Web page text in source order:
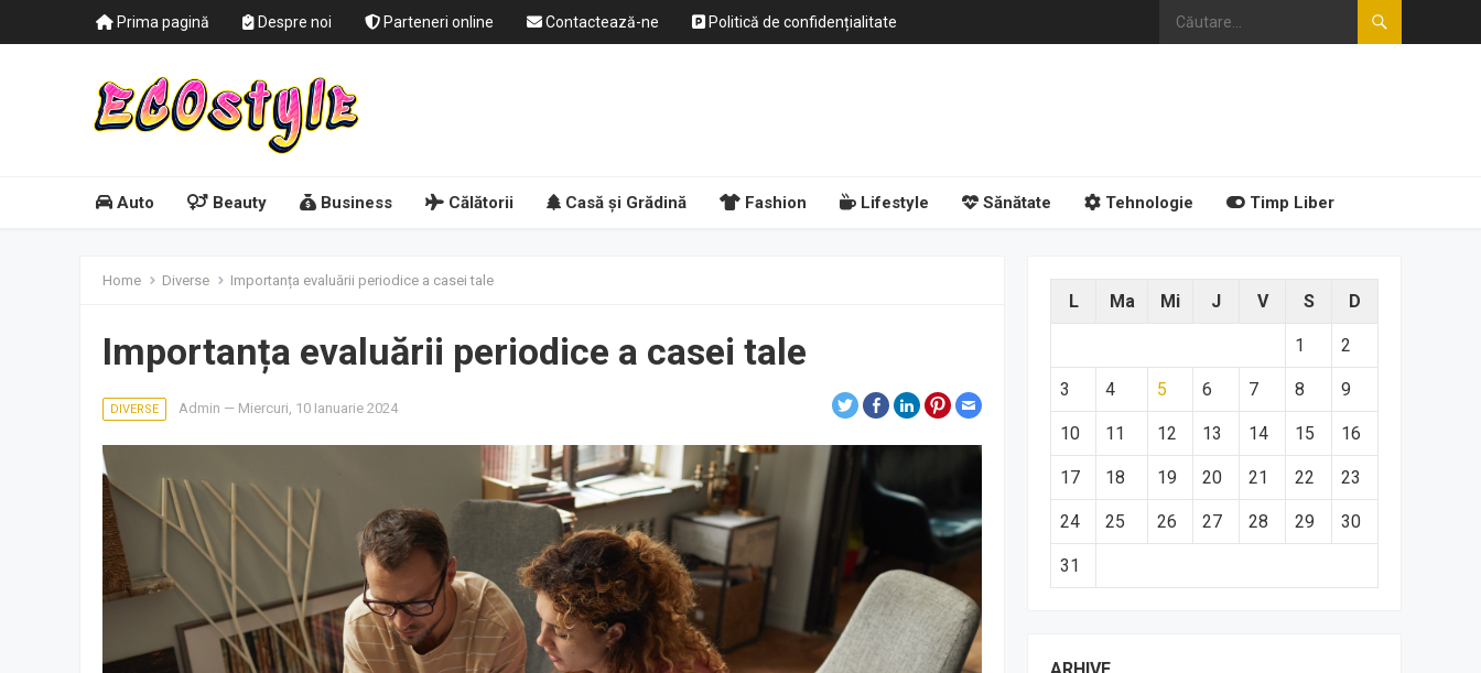
Prima pagină Despre noi Parteneri online Contactează-ne Politică de confidențialitate
Auto Beauty Business Călătorii Casă și Grădină Fashion Lifestyle Sănătate Tehnologie Timp Liber
Home Diverse Importanța evaluării periodice a casei tale
Importanța evaluării periodice a casei tale
DIVERSE Admin — Miercuri, 10 Ianuarie 2024
L Ma Mi J V S D
1 2
3 4 5 6 7 8 9
10 11 12 13 14 15 16
17 18 19 20 21 22 23
24 25 26 27 28 29 30
31